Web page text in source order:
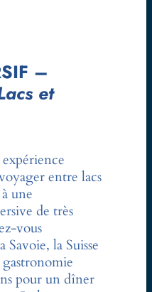
–
et
entre lacs
une
de très
vous
Savoie, la Suisse
gastronomie
pour un dîner